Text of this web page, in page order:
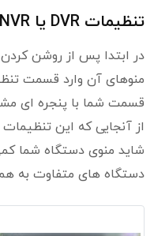
تنظیمات DVR یا NVR برای انتقال تصویر
منوهای آن وارد قسمت
قسمت شما با پنجره ای
شاید منوی دستگاه شما
دستگاه های متفاوت به